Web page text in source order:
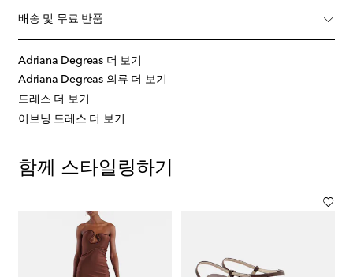
배송 및 무료 반품
Adriana Degreas 더 보기
Adriana Degreas 의류 더 보기
드레스 더 보기
이브닝 드레스 더 보기
함께 스타일링하기